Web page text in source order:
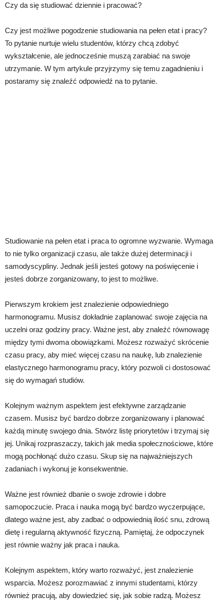
Czy da się studiować dziennie i pracować?
Czy jest możliwe pogodzenie studiowania na pełen etat i pracy?
To pytanie nurtuje wielu studentów, którzy chcą zdobyć
wykształcenie, ale jednocześnie muszą zarabiać na swoje
utrzymanie. W tym artykule przyjrzymy się temu zagadnieniu i
postaramy się znaleźć odpowiedź na to pytanie.
Studiowanie na pełen etat i praca to ogromne wyzwanie. Wymaga
to nie tylko organizacji czasu, ale także dużej determinacji i
samodyscypliny. Jednak jeśli jesteś gotowy na poświęcenie i
jesteś dobrze zorganizowany, to jest to możliwe.
Pierwszym krokiem jest znalezienie odpowiedniego
harmonogramu. Musisz dokładnie zaplanować swoje zajęcia na
uczelni oraz godziny pracy. Ważne jest, aby znaleźć równowagę
między tymi dwoma obowiązkami. Możesz rozważyć skrócenie
czasu pracy, aby mieć więcej czasu na naukę, lub znalezienie
elastycznego harmonogramu pracy, który pozwoli ci dostosować
się do wymagań studiów.
Kolejnym ważnym aspektem jest efektywne zarządzanie
czasem. Musisz być bardzo dobrze zorganizowany i planować
każdą minutę swojego dnia. Stwórz listę priorytetów i trzymaj się
jej. Unikaj rozpraszaczy, takich jak media społecznościowe, które
mogą pochłonąć dużo czasu. Skup się na najważniejszych
zadaniach i wykonuj je konsekwentnie.
Ważne jest również dbanie o swoje zdrowie i dobre
samopoczucie. Praca i nauka mogą być bardzo wyczerpujące,
dlatego ważne jest, aby zadbać o odpowiednią ilość snu, zdrową
dietę i regularną aktywność fizyczną. Pamiętaj, że odpoczynek
jest równie ważny jak praca i nauka.
Kolejnym aspektem, który warto rozważyć, jest znalezienie
wsparcia. Możesz porozmawiać z innymi studentami, którzy
również pracują, aby dowiedzieć się, jak sobie radzą. Możesz